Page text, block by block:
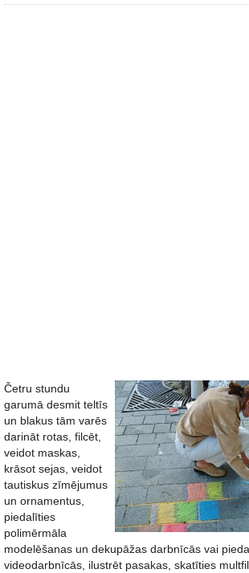
Četru stundu
garumā desmit teltīs
un blakus tām varēs
darināt rotas, filcēt,
veidot maskas,
krāsot sejas, veidot
tautiskus zīmējumus
un ornamentus,
piedalīties
polimērmāla
modelēšanas un dekupāžas darbnīcās vai
videodarbnīcās, ilustrēt pasakas, skatīties